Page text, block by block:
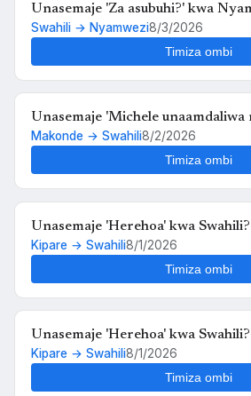
Unasemaje 'Za asubuhi?' kwa
Swahili → Nyamwezi8/3/2026
Timiza ombi
Unasemaje 'Michele
kwa Swahili?
Makonde → Swahili8/2/2026
Timiza ombi
Unasemaje 'Herehoa' kwa Swahili?
Kipare → Swahili8/1/2026
Timiza ombi
Unasemaje 'Herehoa' kwa Swahili?
Kipare → Swahili8/1/2026
Timiza ombi